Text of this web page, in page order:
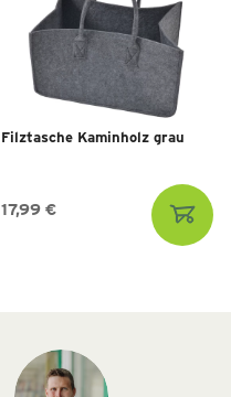
Filztasche Kaminholz grau
17,99 €